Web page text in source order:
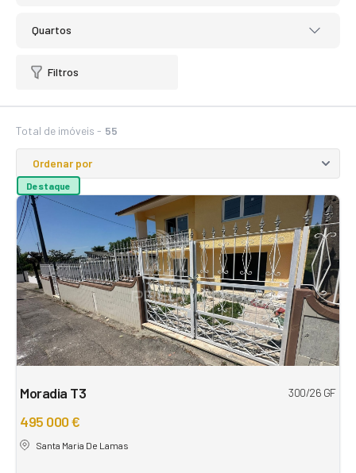
Quartos
Filtros
Total de imóveis - 55
Destaque
Moradia T3 300/26 GF
495 000 €
Santa Maria De Lamas